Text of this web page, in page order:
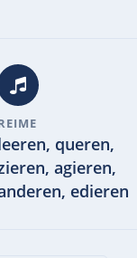
queren,
agieren,
edieren